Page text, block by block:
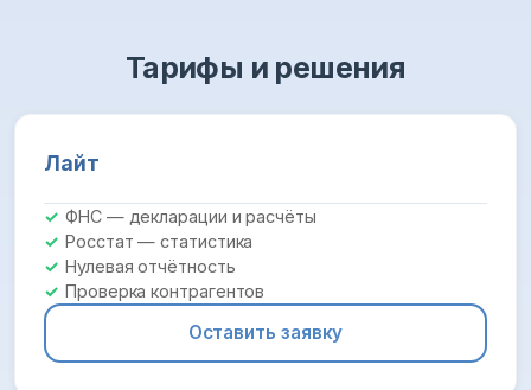
Тарифы и решения
Лайт
ФНС — декларации и расчёты
Росстат — статистика
Нулевая отчётность
Проверка контрагентов
Оставить заявку